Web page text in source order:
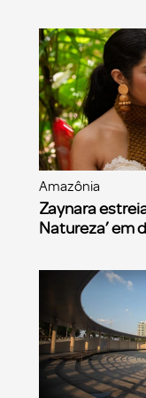
Amazônia
Zaynara
Natureza’ em